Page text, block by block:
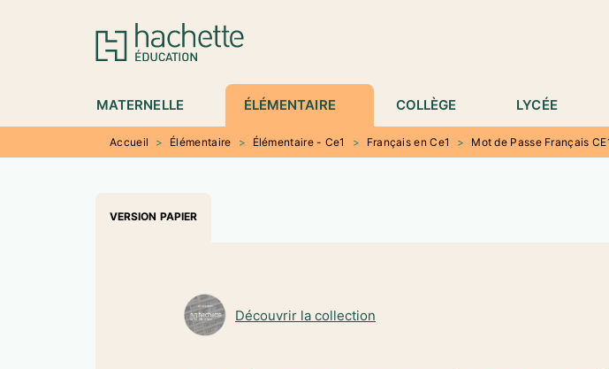
MENU RECHERCHE
MATERNELLE ÉLÉMENTAIRE COLLÈGE LYCÉE
Accueil > Élémentaire > Élémentaire - Ce1 > Français en Ce1 > Mot de Passe Français
VERSION PAPIER
Découvrir la collection